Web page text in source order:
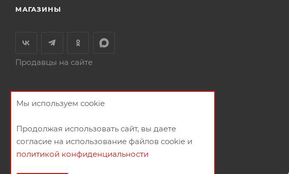
МАГАЗИНЫ
Продавцы на сайте
Мы используем cookie
Продолжая использовать сайт, вы даете
согласие на использование файлов cookie и
политикой конфиденциальности